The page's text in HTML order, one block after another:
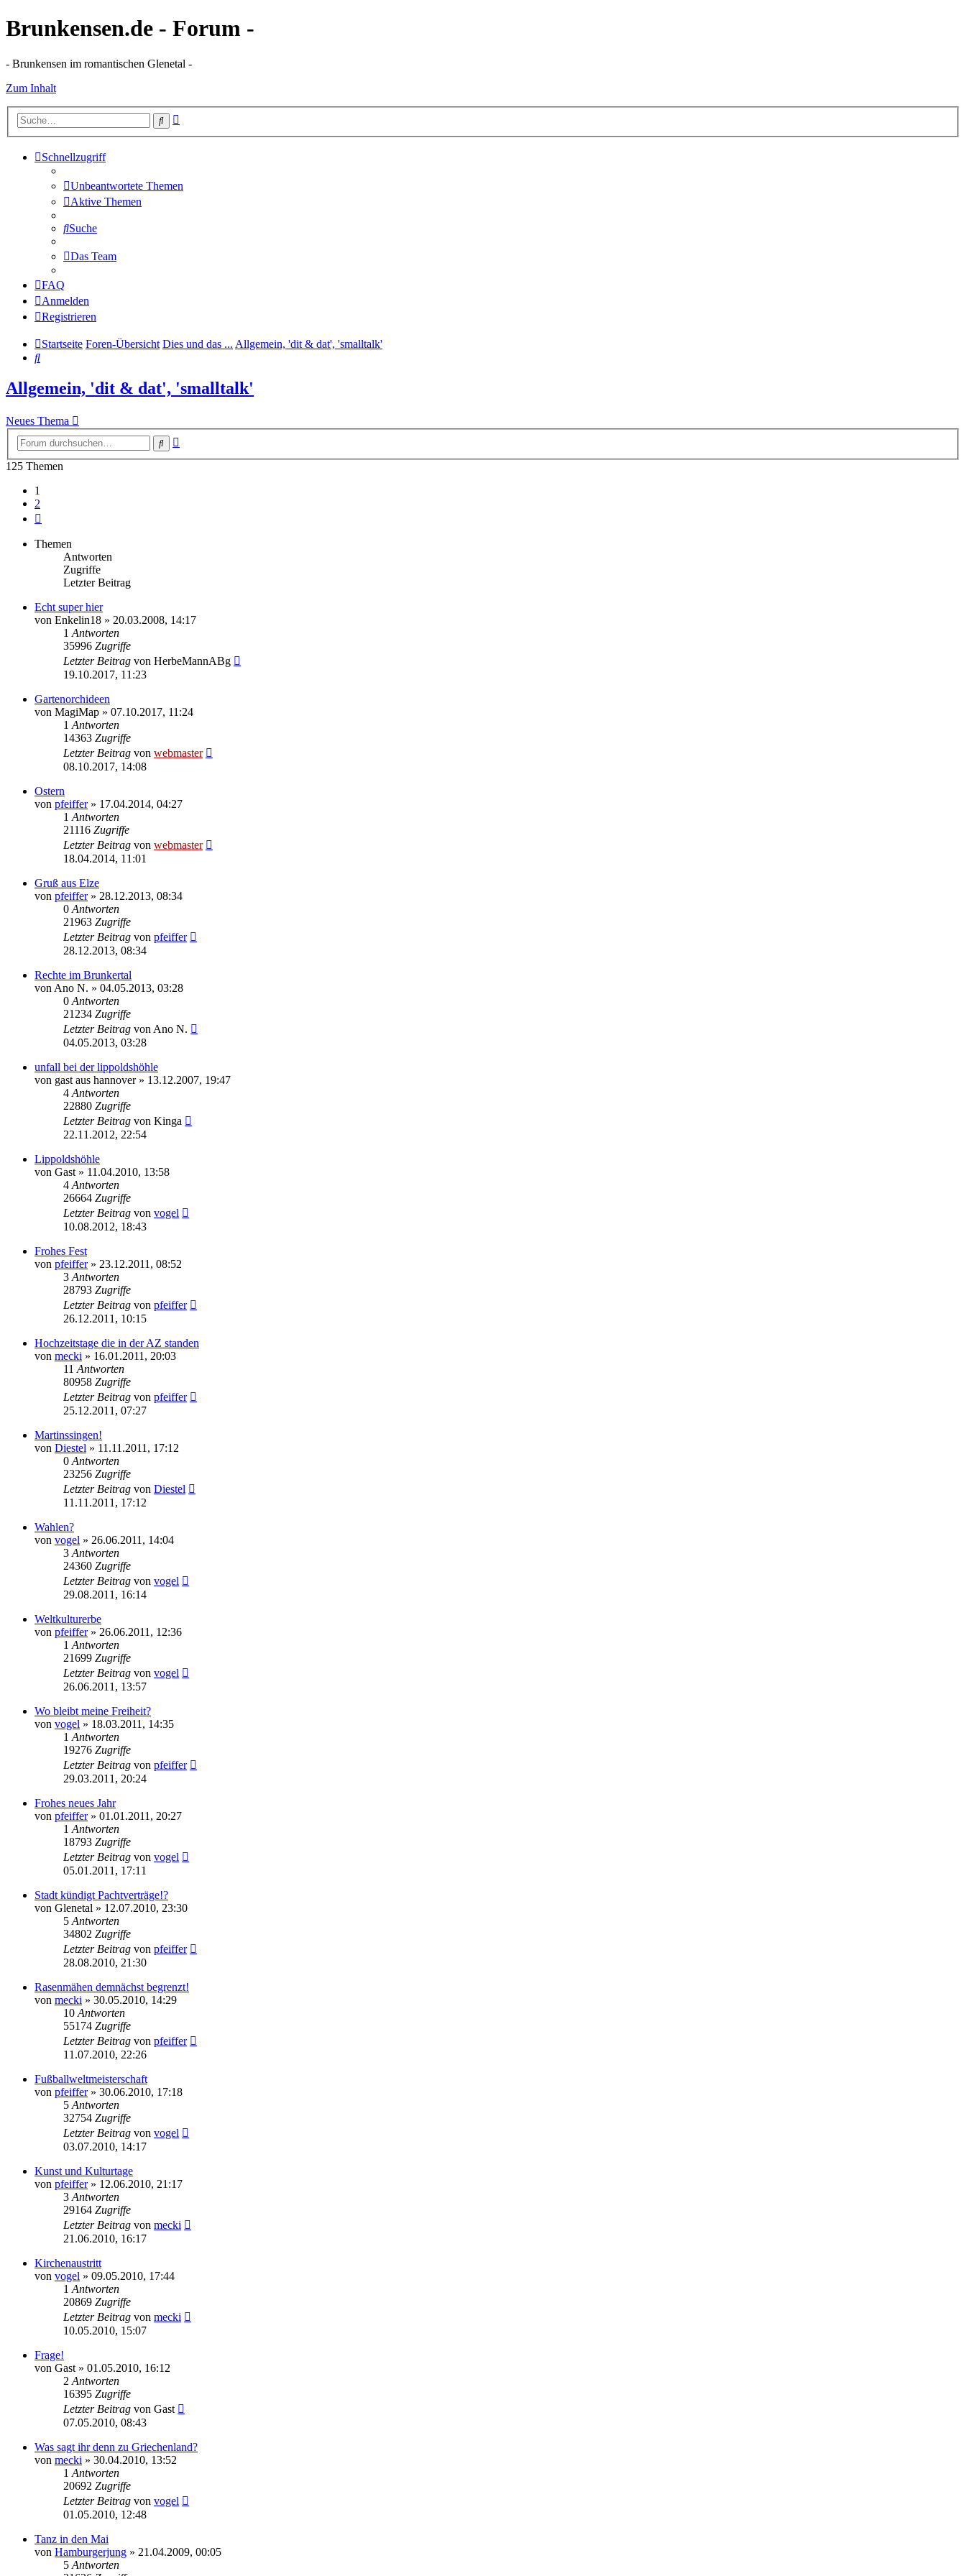
Brunkensen.de - Forum -
- Brunkensen im romantischen Glenetal -
Zum Inhalt
Suche
Schnellzugriff
Unbeantwortete Themen
Aktive Themen
Suche
Das Team
FAQ
Anmelden
Registrieren
Startseite Foren-Übersicht Dies und das ... Allgemein, 'dit & dat', 'smalltalk'
Suche
Allgemein, 'dit & dat', 'smalltalk'
Neues Thema
Suche
125 Themen
1
2
Themen
Antworten
Zugriffe
Letzter Beitrag
Echt super hier
von Enkelin18 » 20.03.2008, 14:17
1 Antworten
35996 Zugriffe
Letzter Beitrag von HerbeMannABg
19.10.2017, 11:23
Gartenorchideen
von MagiMap » 07.10.2017, 11:24
1 Antworten
14363 Zugriffe
Letzter Beitrag von webmaster
08.10.2017, 14:08
Ostern
von pfeiffer» 17.04.2014, 04:27
1 Antworten
21116 Zugriffe
Letzter Beitrag von webmaster
18.04.2014, 11:01
Gruß aus Elze
von pfeiffer» 28.12.2013, 08:34
0 Antworten
21963 Zugriffe
Letzter Beitrag von pfeiffer
28.12.2013, 08:34
Rechte im Brunkertal
von Ano N. » 04.05.2013, 03:28
0 Antworten
21234 Zugriffe
Letzter Beitrag von Ano N.
04.05.2013, 03:28
unfall bei der lippoldshöhle
von gast aus hannover» 13.12.2007, 19:47
4 Antworten
22880 Zugriffe
Letzter Beitrag von Kinga
22.11.2012, 22:54
Lippoldshöhle
von Gast » 11.04.2010, 13:58
4 Antworten
26664 Zugriffe
Letzter Beitrag von vogel
10.08.2012, 18:43
Frohes Fest
von pfeiffer» 23.12.2011, 08:52
3 Antworten
28793 Zugriffe
Letzter Beitrag von pfeiffer
26.12.2011, 10:15
Hochzeitstage die in der AZ standen
von mecki » 16.01.2011, 20:03
11 Antworten
80958 Zugriffe
Letzter Beitrag von pfeiffer
25.12.2011, 07:27
Martinssingen!
von Diestel » 11.11.2011, 17:12
0 Antworten
23256 Zugriffe
Letzter Beitrag von Diestel
11.11.2011, 17:12
Wahlen?
von vogel » 26.06.2011, 14:04
3 Antworten
24360 Zugriffe
Letzter Beitrag von vogel
29.08.2011, 16:14
Weltkulturerbe
von pfeiffer» 26.06.2011, 12:36
1 Antworten
21699 Zugriffe
Letzter Beitrag von vogel
26.06.2011, 13:57
Wo bleibt meine Freiheit?
von vogel » 18.03.2011, 14:35
1 Antworten
19276 Zugriffe
Letzter Beitrag von pfeiffer
29.03.2011, 20:24
Frohes neues Jahr
von pfeiffer» 01.01.2011, 20:27
1 Antworten
18793 Zugriffe
Letzter Beitrag von vogel
05.01.2011, 17:11
Stadt kündigt Pachtverträge!?
von Glenetal » 12.07.2010, 23:30
5 Antworten
34802 Zugriffe
Letzter Beitrag von pfeiffer
28.08.2010, 21:30
Rasenmähen demnächst begrenzt!
von mecki » 30.05.2010, 14:29
10 Antworten
55174 Zugriffe
Letzter Beitrag von pfeiffer
11.07.2010, 22:26
Fußballweltmeisterschaft
von pfeiffer» 30.06.2010, 17:18
5 Antworten
32754 Zugriffe
Letzter Beitrag von vogel
03.07.2010, 14:17
Kunst und Kulturtage
von pfeiffer» 12.06.2010, 21:17
3 Antworten
29164 Zugriffe
Letzter Beitrag von mecki
21.06.2010, 16:17
Kirchenaustritt
von vogel » 09.05.2010, 17:44
1 Antworten
20869 Zugriffe
Letzter Beitrag von mecki
10.05.2010, 15:07
Frage!
von Gast » 01.05.2010, 16:12
2 Antworten
16395 Zugriffe
Letzter Beitrag von Gast
07.05.2010, 08:43
Was sagt ihr denn zu Griechenland?
von mecki » 30.04.2010, 13:52
1 Antworten
20692 Zugriffe
Letzter Beitrag von vogel
01.05.2010, 12:48
Tanz in den Mai
von Hamburgerjung » 21.04.2009, 00:05
5 Antworten